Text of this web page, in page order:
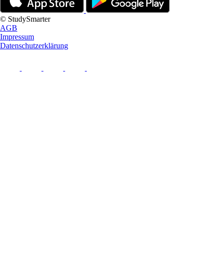
© StudySmarter
AGB
Impressum
Datenschutzerklärung